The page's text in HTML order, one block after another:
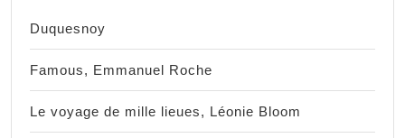
Duquesnoy
Famous, Emmanuel Roche
Le voyage de mille lieues, Léonie Bloom